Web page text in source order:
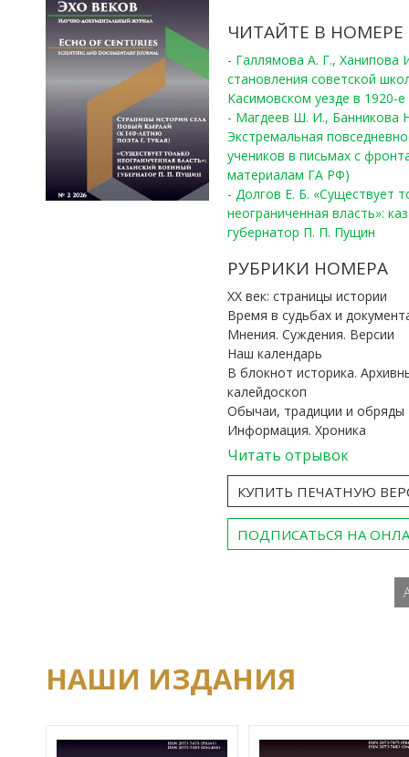
ЧИТАЙТЕ В НОМЕРЕ
- Галлямова А. Г.,
становления советской
Касимовском уезде в 1920-е
- Магдеев Ш. И., Банникова
Экстремальная
учеников в письмах с
материалам ГА РФ)
- Долгов Е. Б. «Существует
неограниченная власть»:
губернатор П. П. Пущин
РУБРИКИ НОМЕРА
ХХ век: страницы истории
Время в судьбах и
Мнения. Суждения. Версии
Наш календарь
В блокнот историка.
калейдоскоп
Обычаи, традиции и обряды
Информация. Хроника
Читать отрывок
КУПИТЬ ПЕЧАТНУЮ
ПОДПИСАТЬСЯ НА
НАШИ ИЗДАНИЯ